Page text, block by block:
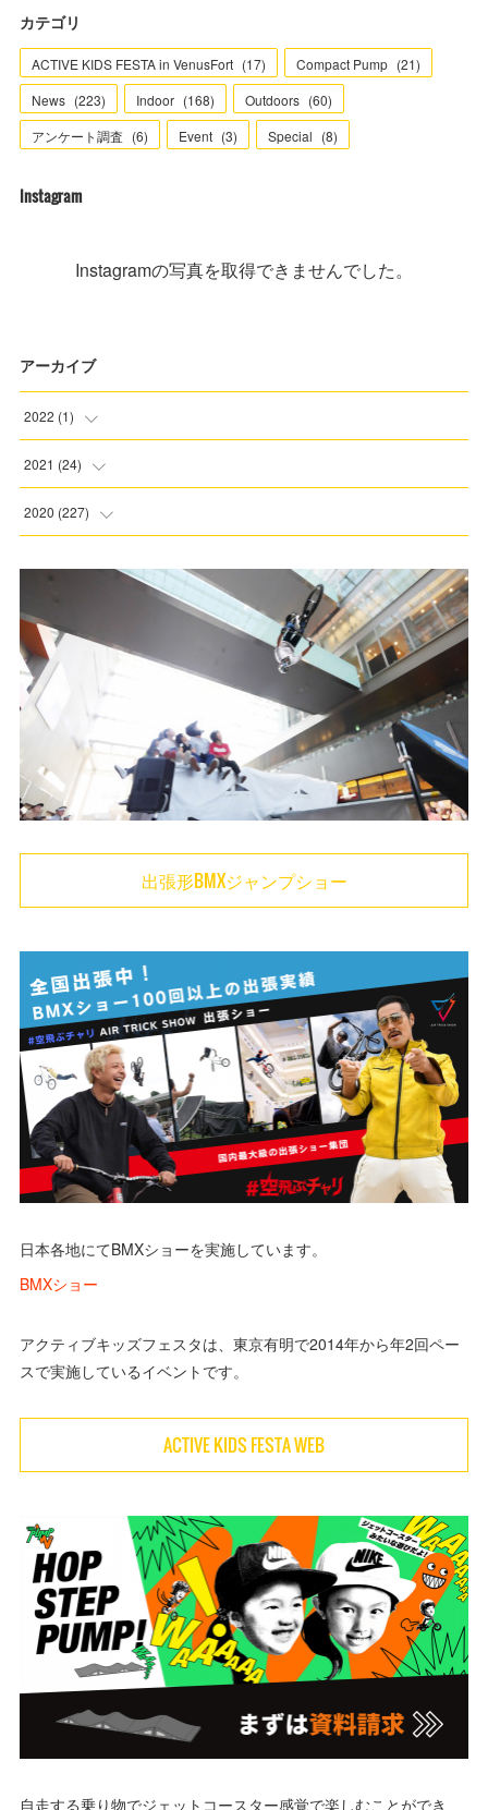
カテゴリ
ACTIVE KIDS FESTA in VenusFort (17) Compact Pump (21)
News (223) Indoor (168) Outdoors (60)
アンケート調査 (6) Event (3) Special (8)
Instagram
Instagramの写真を取得できませんでした。
アーカイブ
2022 (1)
(1
2021 (24)
(3)
(1)
2020 (227)
(20)
26
(11 )
出張形BMXジャンプショー
日本各地にてBMXショーを実施しています。
BMXショー
アクティブキッズフェスタは、東京有明で2014年から年2回ペー
スで実施しているイベントです。
ACTIVE KIDS FESTA WEB
自走する乗り物でジェットコースター感覚で楽しむことができ